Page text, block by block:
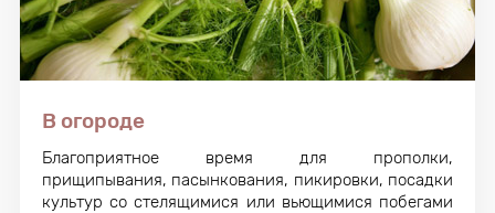
В огороде
Благоприятное время для прополки,
прищипывания, пасынкования, пикировки, посадки
культур со стелящимися или вьющимися побегами